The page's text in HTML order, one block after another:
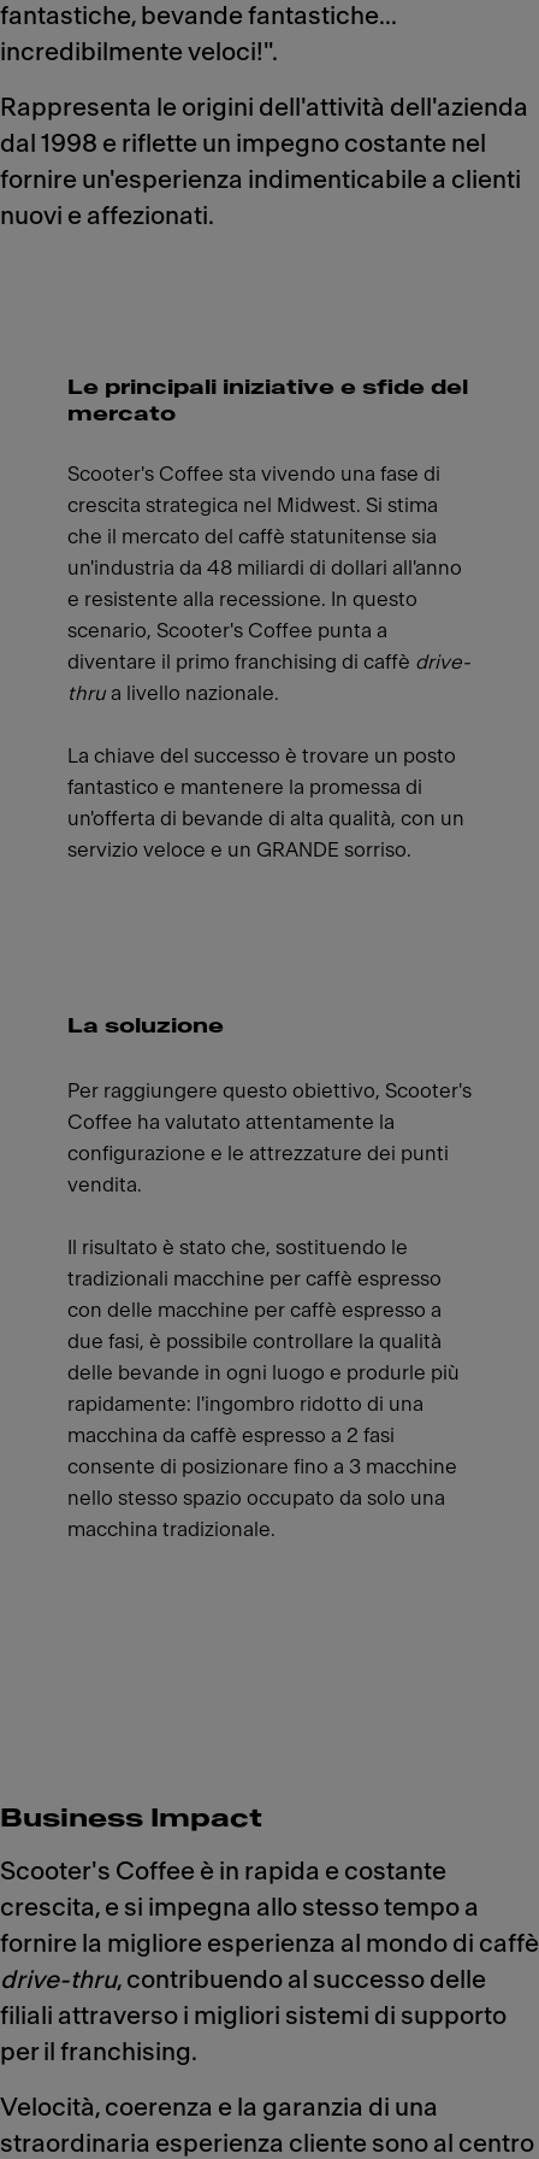
fantastiche, bevande fantastiche...
incredibilmente veloci!".
Rappresenta le origini dell'attività dell'azienda
dal 1998 e riflette un impegno costante nel
fornire un'esperienza indimenticabile a clienti
nuovi e affezionati.
Le principali iniziative e sfide del
mercato
Scooter's Coffee sta vivendo una fase di
crescita strategica nel Midwest. Si stima
che il mercato del caffè statunitense sia
un'industria da 48 miliardi di dollari all'anno
e resistente alla recessione. In questo
scenario, Scooter's Coffee punta a
diventare il primo franchising di caffè drive-
thru a livello nazionale.
La chiave del successo è trovare un posto
fantastico e mantenere la promessa di
un'offerta di bevande di alta qualità, con un
servizio veloce e un GRANDE sorriso.
La soluzione
Per raggiungere questo obiettivo, Scooter's
Coffee ha valutato attentamente la
configurazione e le attrezzature dei punti
vendita.
Il risultato è stato che, sostituendo le
tradizionali macchine per caffè espresso
con delle macchine per caffè espresso a
due fasi, è possibile controllare la qualità
delle bevande in ogni luogo e produrle più
rapidamente: l'ingombro ridotto di una
macchina da caffè espresso a 2 fasi
consente di posizionare fino a 3 macchine
nello stesso spazio occupato da solo una
macchina tradizionale.
Business Impact
Scooter's Coffee è in rapida e costante
crescita, e si impegna allo stesso tempo a
fornire la migliore esperienza al mondo di caffè
drive-thru, contribuendo al successo delle
filiali attraverso i migliori sistemi di supporto
per il franchising.
Velocità, coerenza e la garanzia di una
straordinaria esperienza cliente sono al centro